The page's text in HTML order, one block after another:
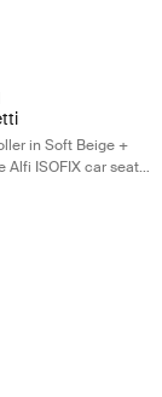
mustalla
(selected)
mustalla
in Soft Beige +
Alfi ISOFIX car seat
in Light Gray +
for Maxi-Cosi®